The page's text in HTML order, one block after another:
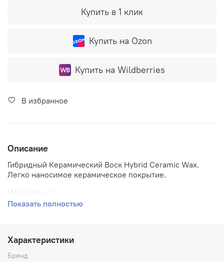
Купить в 1 клик
Купить на Ozon
Купить на Wildberries
В избранное
Описание
Гибридный Керамический Воск Hybrid Ceramic Wax.
Легко наносимое керамическое покрытие.
Назначение:
невероятного гидрофобного эффекта!
С нанесением справится даже ребёнок! Достаточно
Показать полностью
Характеристики
Бренд